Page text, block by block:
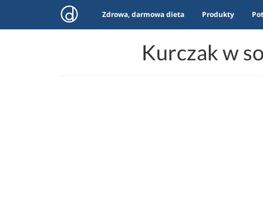
Zdrowa, darmowa dieta Produkty
Kurczak w